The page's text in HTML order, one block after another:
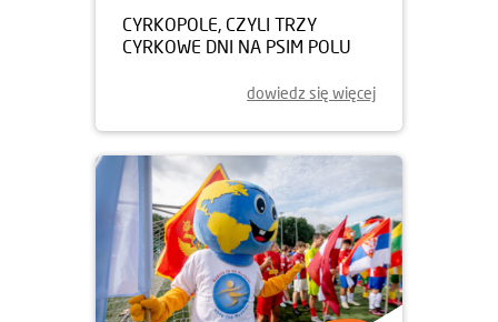
CYRKOPOLE, CZYLI TRZY
CYRKOWE DNI NA PSIM POLU
dowiedz się więcej